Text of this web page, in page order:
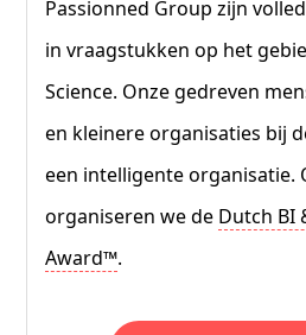
Passionned Group zijn
in vraagstukken op het
Science. Onze gedreven
en kleinere organisaties bij
een intelligente organisatie.
organiseren we de Dutch BI
Award™.